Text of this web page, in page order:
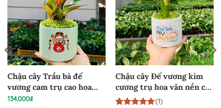
Chậu cây Trầu bà đế
vương cam trụ cao hoa
văn – ĐVC4130325
134.000₫
Chậu cây Đế vương kim
cương trụ hoa văn nền cỏ
– DVKC22611
(1)